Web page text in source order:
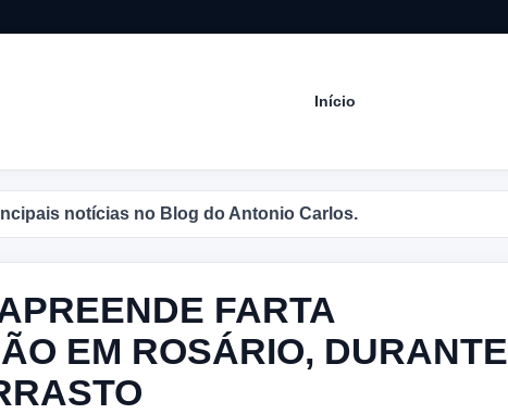
Início
notícias no Blog do Antonio Carlos.
FARTA
EM ROSÁRIO, DURANTE